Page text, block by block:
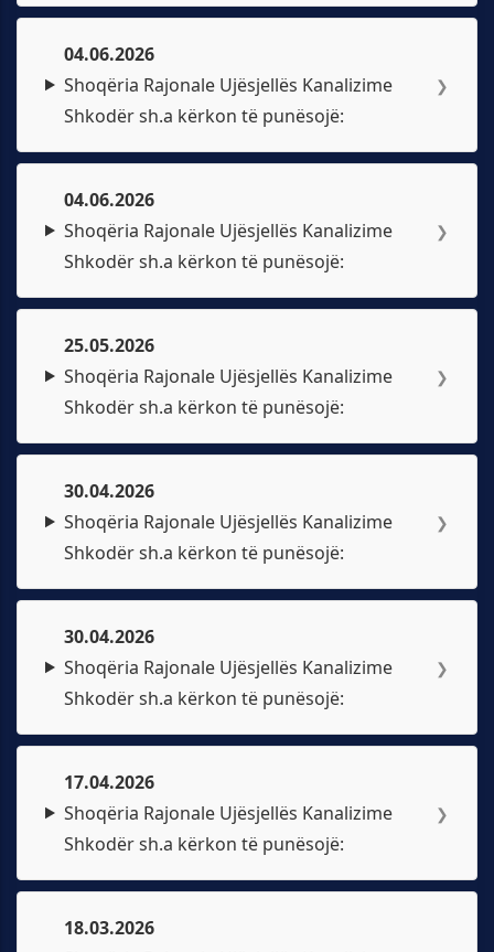
04.06.2026
Shoqëria Rajonale Ujësjellës Kanalizime
Shkodër sh.a kërkon të punësojë:
❯
04.06.2026
Shoqëria Rajonale Ujësjellës Kanalizime
Shkodër sh.a kërkon të punësojë:
❯
25.05.2026
Shoqëria Rajonale Ujësjellës Kanalizime
Shkodër sh.a kërkon të punësojë:
❯
30.04.2026
Shoqëria Rajonale Ujësjellës Kanalizime
Shkodër sh.a kërkon të punësojë:
❯
30.04.2026
Shoqëria Rajonale Ujësjellës Kanalizime
Shkodër sh.a kërkon të punësojë:
❯
17.04.2026
Shoqëria Rajonale Ujësjellës Kanalizime
Shkodër sh.a kërkon të punësojë:
❯
18.03.2026